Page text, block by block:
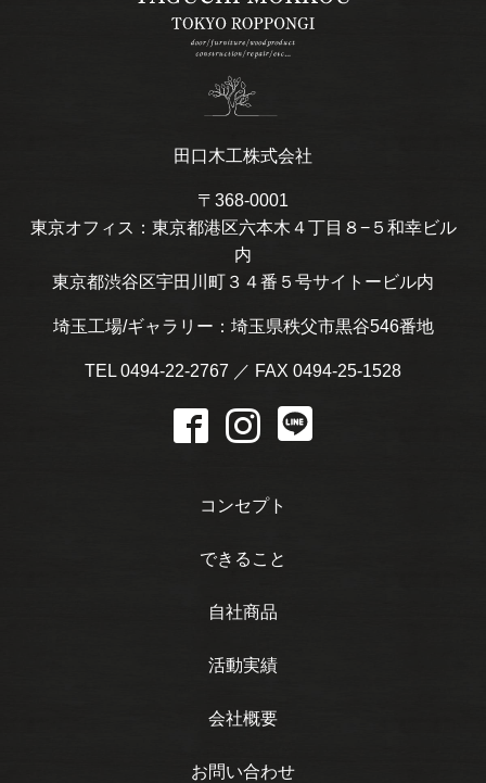
田口木工株式会社
〒368-0001
東京オフィス：東京都港区六本木４丁目８−５和幸ビル
内
東京都渋谷区宇田川町３４番５号サイトービル内
埼玉工場/ギャラリー：埼玉県秩父市黒谷546番地
TEL 0494-22-2767 ／ FAX 0494-25-1528
コンセプト
できること
自社商品
活動実績
会社概要
お問い合わせ